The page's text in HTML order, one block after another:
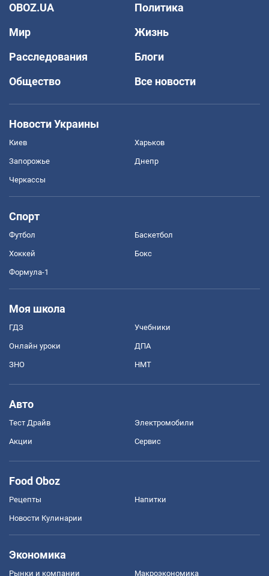
OBOZ.UA
Политика
Мир
Жизнь
Расследования
Блоги
Общество
Все новости
Новости Украины
Киев Харьков
Запорожье Днепр
Черкассы
Спорт
Футбол Баскетбол
Хоккей Бокс
Формула-1
Моя школа
ГДЗ Учебники
Онлайн уроки ДПА
ЗНО НМТ
Авто
Тест Драйв Электромобили
Акции Сервис
Food Oboz
Рецепты Напитки
Новости Кулинарии
Экономика
Рынки и компании Mакроэкономика